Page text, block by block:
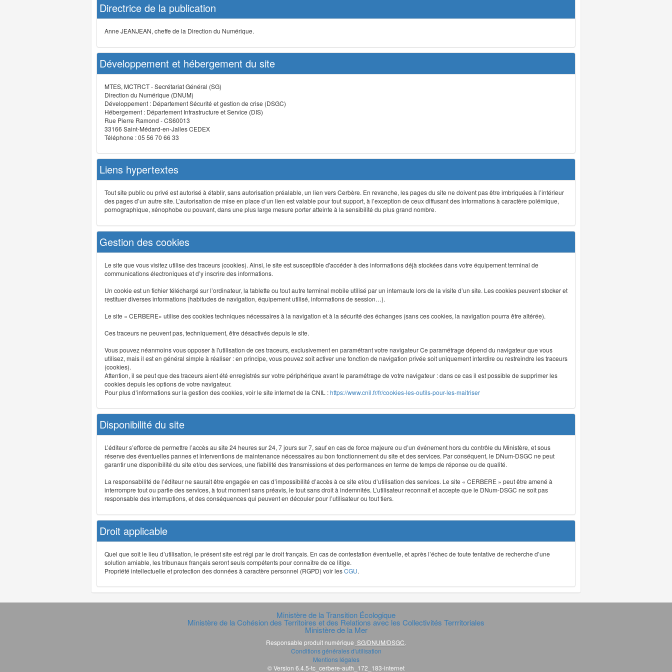
Directrice de la publication
Anne JEANJEAN, cheffe de la Direction du Numérique.
Développement et hébergement du site
MTES, MCTRCT - Secrétariat Général (SG)
Direction du Numérique (DNUM)
Développement : Département Sécurité et gestion de crise (DSGC)
Hébergement : Département Infrastructure et Service (DIS)
Rue Pierre Ramond - CS60013
33166 Saint-Médard-en-Jalles CEDEX
Téléphone : 05 56 70 66 33
Liens hypertextes
Tout site public ou privé est autorisé à établir, sans autorisation préalable, un lien vers Cerbère. En revanche, les pages du site ne doivent pas être imbriquées à l’intérieur
des pages d’un autre site. L’autorisation de mise en place d’un lien est valable pour tout support, à l’exception de ceux diffusant des informations à caractère polémique,
pornographique, xénophobe ou pouvant, dans une plus large mesure porter atteinte à la sensibilité du plus grand nombre.
Gestion des cookies
Le site que vous visitez utilise des traceurs (cookies). Ainsi, le site est susceptible d'accéder à des informations déjà stockées dans votre équipement terminal de
communications électroniques et d’y inscrire des informations.
Un cookie est un fichier téléchargé sur l’ordinateur, la tablette ou tout autre terminal mobile utilisé par un internaute lors de la visite d’un site. Les cookies peuvent stocker et
restituer diverses informations (habitudes de navigation, équipement utilisé, informations de session…).
Le site « CERBERE» utilise des cookies techniques nécessaires à la navigation et à la sécurité des échanges (sans ces cookies, la navigation pourra être altérée).
Ces traceurs ne peuvent pas, techniquement, être désactivés depuis le site.
Vous pouvez néanmoins vous opposer à l'utilisation de ces traceurs, exclusivement en paramétrant votre navigateur Ce paramétrage dépend du navigateur que vous
utilisez, mais il est en général simple à réaliser : en principe, vous pouvez soit activer une fonction de navigation privée soit uniquement interdire ou restreindre les traceurs
(cookies).
Attention, il se peut que des traceurs aient été enregistrés sur votre périphérique avant le paramétrage de votre navigateur : dans ce cas il est possible de supprimer les
cookies depuis les options de votre navigateur.
Pour plus d’informations sur la gestion des cookies, voir le site internet de la CNIL :https://www.cnil.fr/fr/cookies-les-outils-pour-les-maitriser
Disponibilité du site
L’éditeur s’efforce de permettre l’accès au site 24 heures sur 24, 7 jours sur 7, sauf en cas de force majeure ou d’un événement hors du contrôle du Ministère, et sous
réserve des éventuelles pannes et interventions de maintenance nécessaires au bon fonctionnement du site et des services. Par conséquent, le DNum-DSGC ne peut
garantir une disponibilité du site et/ou des services, une fiabilité des transmissions et des performances en terme de temps de réponse ou de qualité.
La responsabilité de l’éditeur ne saurait être engagée en cas d’impossibilité d’accès à ce site et/ou d’utilisation des services. Le site « CERBERE » peut être amené à
interrompre tout ou partie des services, à tout moment sans préavis, le tout sans droit à indemnités. L’utilisateur reconnaît et accepte que le DNum-DSGC ne soit pas
responsable des interruptions, et des conséquences qui peuvent en découler pour l’utilisateur ou tout tiers.
Droit applicable
Quel que soit le lieu d’utilisation, le présent site est régi par le droit français. En cas de contestation éventuelle, et après l’échec de toute tentative de recherche d’une
solution amiable, les tribunaux français seront seuls compétents pour connaître de ce litige.
Propriété intellectuelle et protection des données à caractère personnel (RGPD) voir lesCGU.
Ministère de la Transition Écologique
Ministère de la Cohésion des Territoires et des Relations avec les Collectivités Terrritoriales
Ministère de la Mer
Responsable produit numérique SG/DNUM/DSGC
Conditions générales d'utilisation
Mentions légales
© Version 6.4.5-tc_cerbere-auth_172_183-internet